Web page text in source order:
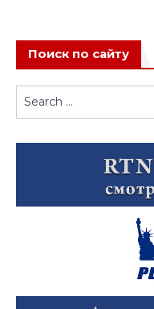
Поиск по сайту
Search
for: